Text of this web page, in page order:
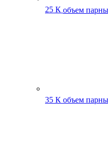
25 К объем
35 К объем